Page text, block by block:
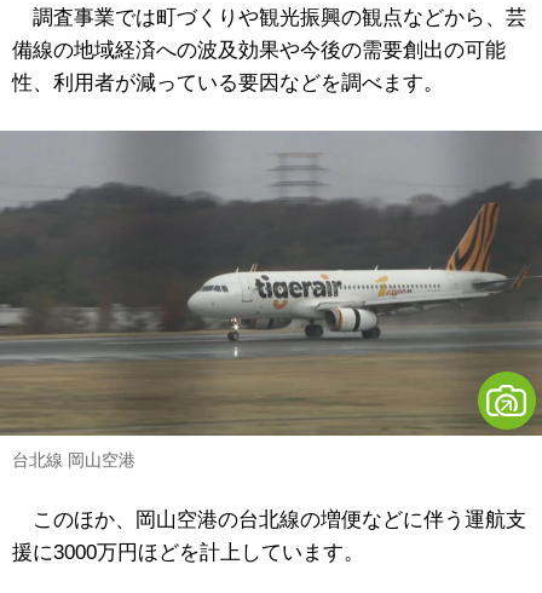
調査事業では町づくりや観光振興の観点などから、芸
備線の地域経済への波及効果や今後の需要創出の可能
性、利用者が減っている要因などを調べます。
台北線 岡山空港
このほか、岡山空港の台北線の増便などに伴う運航支
援に3000万円ほどを計上しています。